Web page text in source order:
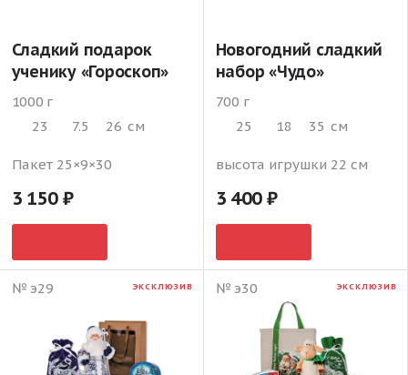
Сладкий подарок
ученику «Гороскоп»
1000 г
23
7.5 26 см
Пакет 25×9×30
3 150
Новогодний сладкий
набор «Чудо»
700 г
25
18 35 см
высота игрушки 22 см
3 400
№ э29 ЭКСКЛЮЗИВ № э30 ЭКСКЛЮЗИВ